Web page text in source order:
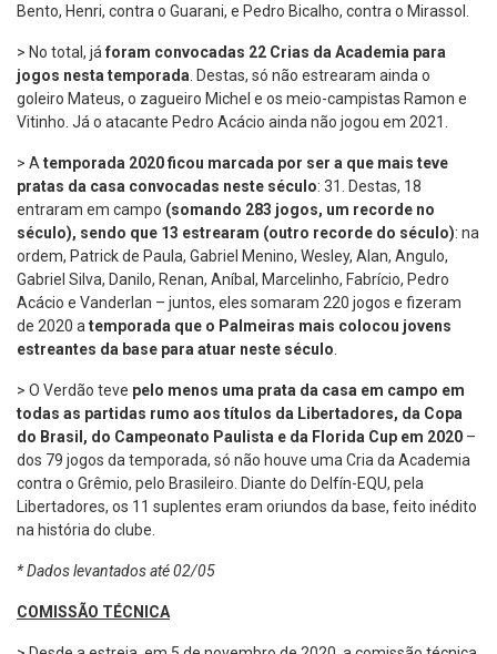
Bento, Henri, contra o Guarani, e Pedro Bicalho, contra o Mirassol.
> No total, já foram convocadas 22 Crias da Academia para
jogos nesta temporada . Destas, só não estrearam ainda o
goleiro Mateus, o zagueiro Michel e os meio-campistas Ramon e
Vitinho. Já o atacante Pedro Acácio ainda não jogou em 2021.
> A temporada 2020 ficou marcada por ser a que mais teve
pratas da casa convocadas neste século: 31. Destas, 18
entraram em campo (somando 283 jogos, um recorde no
século), sendo que 13 estrearam (outro recorde do século): na
ordem, Patrick de Paula, Gabriel Menino, Wesley, Alan, Angulo,
Gabriel Silva, Danilo, Renan, Aníbal, Marcelinho, Fabrício, Pedro
Acácio e Vanderlan – juntos, eles somaram 220 jogos e fizeram
de 2020 a temporada que o Palmeiras mais colocou jovens
estreantes da base para atuar neste século
> O Verdão teve pelo menos uma prata da casa em campo em
todas as partidas rumo aos títulos da Libertadores, da Copa
do Brasil, do Campeonato Paulista e da Florida Cup em 2020 –
dos 79 jogos da temporada, só não houve uma Cria da Academia
contra o Grêmio, pelo Brasileiro. Diante do Delfín-EQU, pela
Libertadores, os 11 suplentes eram oriundos da base, feito inédito
na história do clube.
* Dados levantados até 02/05
COMISSÃO TÉCNICA